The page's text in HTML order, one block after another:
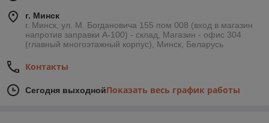
г. Минск
г. Минск, ул. М. Богдановича 155 пом 008 (вход в магазин
напротив заправки А-100) - склад, Магазин - офис 304
(главный многоэтажный корпус), Минск, Беларусь
Контакты
Сегодня выходнойПоказать весь график работы